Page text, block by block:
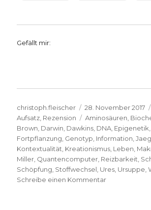
Gefällt mir:
Autor
christoph.fleischer
Veröffentlicht
am
28. November 2017
Aufsatz, Rezension Schlagwörter
Aminosäuren,
Brown, Darwin, Dawkins, DNA, Epigenetik,
Fortpflanzung, Genotyp, Information,
Kontextualität, Kreationismus, Leben,
Miller, Quantencomputer, Reizbarkeit,
Schöpfung, Stoffwechsel, Ures, Ursuppe,
Schreibe einen Kommentarzu